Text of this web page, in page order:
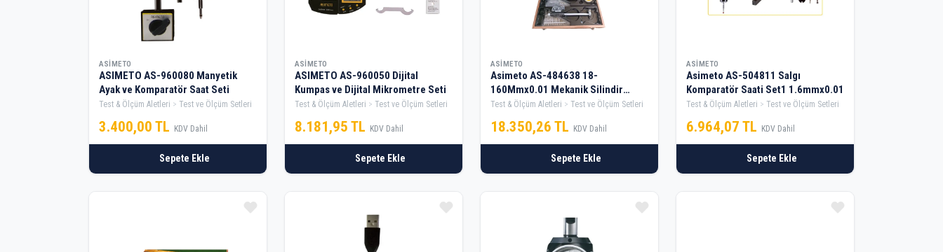
ASIMETO
ASIMETO AS-960080 Manyetik
Ayak ve Komparatör Saat Seti
Test & Ölçüm Aletleri Test ve Ölçüm Setleri
3.400,00 TL KDV Dahil
Sepete Ekle
ASIMETO
ASIMETO AS-960050 Dijital
Kumpas ve Dijital Mikrometre Seti
Test & Ölçüm Aletleri Test ve Ölçüm Setleri
8.181,95 TL KDV Dahil
Sepete Ekle
ASIMETO
Asimeto AS-484638 18-
160Mmx0.01 Mekanik Silindir
Komparatör Seti
Test & Ölçüm Aletleri Test ve Ölçüm Setleri
18.350,26 TL KDV Dahil
Sepete Ekle
ASIMETO
Asimeto AS-504811 Salgı
Komparatör Saati Set1 1.6mmx0.01
Test & Ölçüm Aletleri Test ve Ölçüm Setleri
6.964,07 TL KDV Dahil
Sepete Ekle